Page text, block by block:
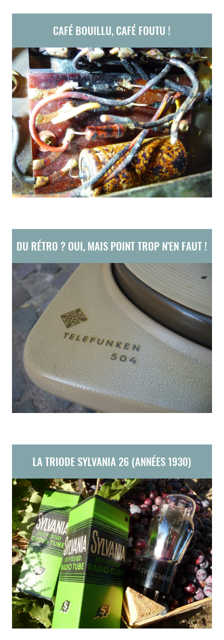
CAFÉ BOUILLU, CAFÉ FOUTU !
DU RÉTRO ? OUI, MAIS POINT TROP N'EN FAUT !
LA TRIODE SYLVANIA 26 (ANNÉES 1930)